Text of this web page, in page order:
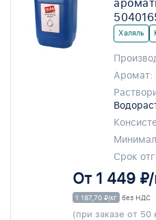
Халяль
Аромат:
Срок
От 1 449 ₽/
1 187,70 ₽/кг без НДС
(при заказе от 50